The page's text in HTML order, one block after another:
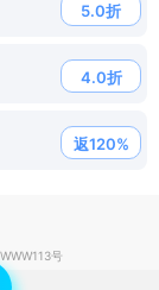
5.0折
4.0折
返120%
号